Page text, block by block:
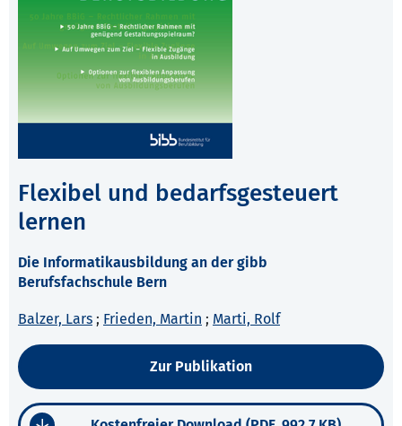
Flexibel und bedarfsgesteuert
lernen
Die Informatikausbildung an der gibb
Berufsfachschule Bern
Balzer, Lars ; Frieden, Martin ; Marti, Rolf
Zur Publikation